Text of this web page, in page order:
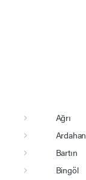
Ağrı
Ardahan
Bartın
Bingöl